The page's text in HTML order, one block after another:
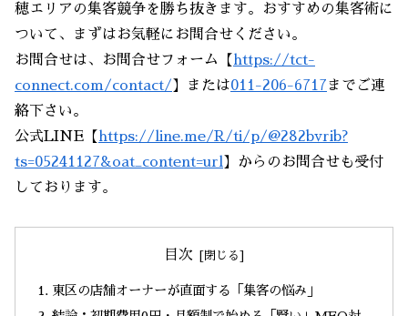
穂エリアの集客競争を勝ち抜きます。おすすめの集客術に
ついて、まずはお気軽にお問合せください。
お問合せは、お問合せフォーム【 https://tct-
connect.com/contact/ 】または011-206-6717までご連
絡下さい。
公式LINE【 https://line.me/R/ti/p/@282bvrib?
ts=05241127&oat_content=url 】からのお問合せも受付
しております。
目次
東区の店舗オーナーが直面する「集客の悩み」